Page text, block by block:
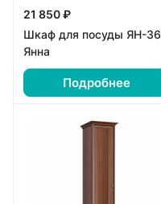
21 850 ₽
Шкаф для посуды ЯН-36
Янна
Подробнее